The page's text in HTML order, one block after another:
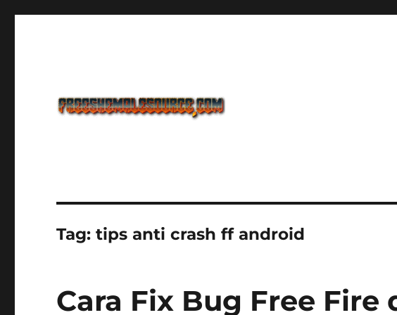
Tag:tips anti crash ff android
Cara Fix Bug Free Fire